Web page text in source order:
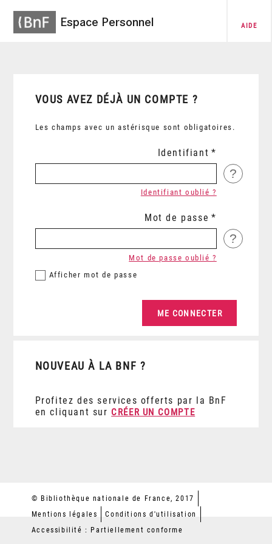
Espace Personnel AIDE
VOUS AVEZ DÉJÀ UN COMPTE ?
Les champs avec un astérisque sont obligatoires.
Identifiant
?
Identifiant oublié ?
Mot de passe
?
Afficher mot de passe
Mot de passe oublié ?
NOUVEAU À LA BNF ?
Profitez des services offerts par la BnF
en cliquant sur CRÉER UN COMPTE
© Bibliothèque nationale de France, 2017
Mentions légales
Conditions d'utilisation
Accessibilité : Partiellement conforme